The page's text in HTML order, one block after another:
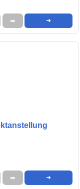
➦ ➜
➦ ➜